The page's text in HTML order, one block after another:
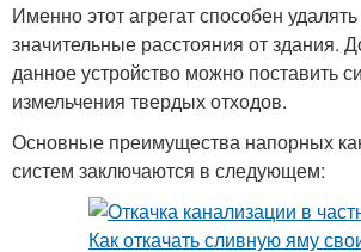
Именно этот агрегат способен
значительные расстояния от здания.
данное устройство можно поставить
измельчения твердых отходов.
Основные преимущества напорных
систем заключаются в следующем: